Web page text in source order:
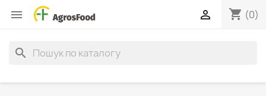
 shopping_cart (0)

search